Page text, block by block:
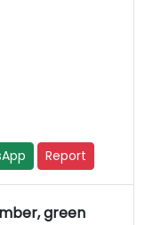
Report
green